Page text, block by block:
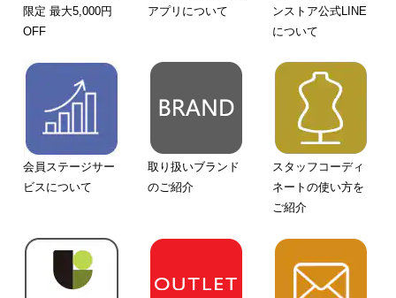
限定 最大5,000円
OFF
アプリについて
ンストア公式LINE
について
会員ステージサー
ビスについて
取り扱いブランド
のご紹介
スタッフコーディ
ネートの使い方を
ご紹介